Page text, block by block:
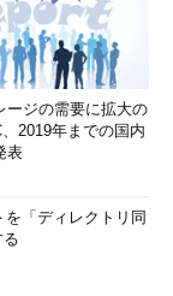
ンする各ユーザ
ウンロードして
必要はない。
とができる。
）を自作すること
管理者が作成す
ージの需要に拡大の
2019年までの国内
表
「ディレクトリ同